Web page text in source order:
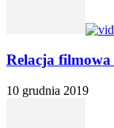
Relacja filmowa
10 grudnia 2019